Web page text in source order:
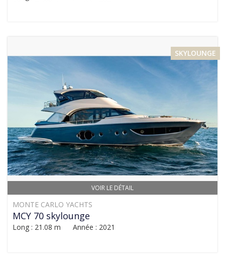
VOIR LE DÉTAIL
SKYLOUNGE
MONTE CARLO YACHTS
MCY 70 skylounge
Long : 21.08 m Année : 2021